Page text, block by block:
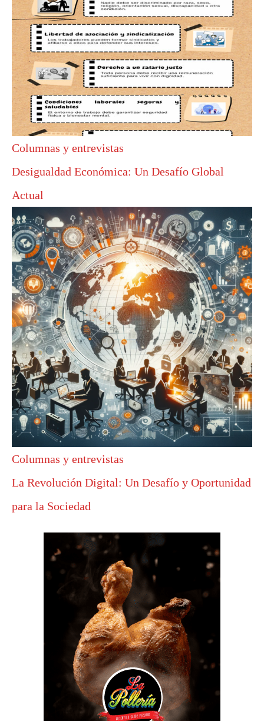
Columnas y entrevistas
Desigualdad Económica: Un Desafío Global
Actual
Columnas y entrevistas
La Revolución Digital: Un Desafío y Oportunidad
para la Sociedad